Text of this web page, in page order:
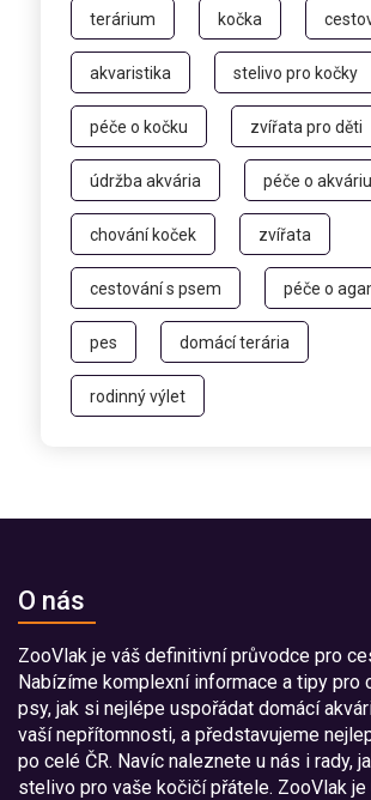
terárium kočka
akvaristika stelivo pro kočky
péče o kočku zvířata pro děti
údržba akvária péče o
chování koček zvířata
cestování s psem péče o
pes domácí terária
rodinný výlet
O nás
ZooVlak je váš definitivní průvodce pro
Nabízíme komplexní informace a tipy pro
psy, jak si nejlépe uspořádat domácí
vaší nepřítomnosti, a představujeme
po celé ČR. Navíc naleznete u nás i rady,
stelivo pro vaše kočičí přátele. ZooVlak je